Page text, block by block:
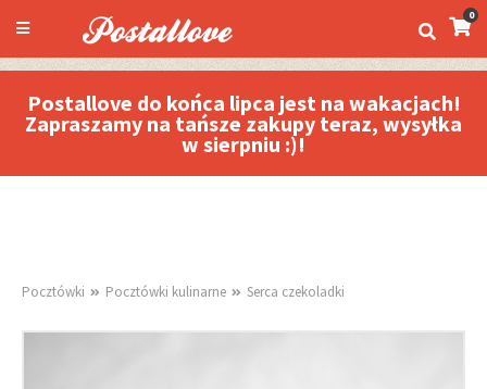
0
Postallove do końca lipca jest na wakacjach!
Zapraszamy na tańsze zakupy teraz, wysyłka
w sierpniu :)!
Pocztówki Pocztówki kulinarne Serca czekoladki